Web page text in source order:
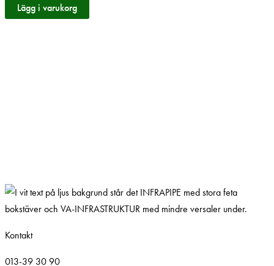
Lägg i varukorg
Kontakt
013-39 30 90